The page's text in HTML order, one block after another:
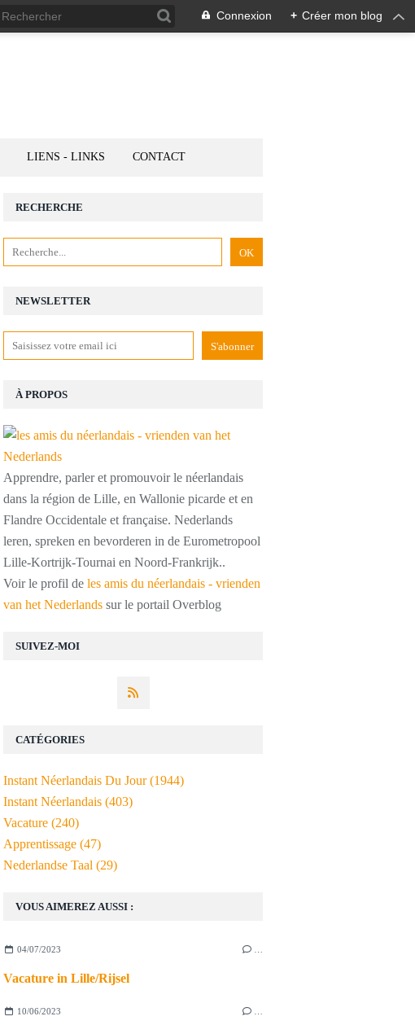
Connexion + Créer mon blog
LIENS - LINKS CONTACT
NEWSLETTER
SUIVEZ-MOI
RECHERCHE
À PROPOS
Apprendre, parler et promouvoir le néerlandais
dans la région de Lille, en Wallonie picarde et en
Flandre Occidentale et française. Nederlands
leren, spreken en bevorderen in de Eurometropool
Lille-Kortrijk-Tournai en Noord-Frankrijk..
Voir le profil de les amis du néerlandais - vrienden
van het Nederlands sur le portail Overblog
VOUS AIMEREZ AUSSI :
04/07/2023
Vacature in Lille/Rijsel
10/06/2023
CATÉGORIES
Instant Néerlandais Du Jour(1944)
Instant Néerlandais (403)
Vacature (240)
Apprentissage (47)
Nederlandse Taal (29)